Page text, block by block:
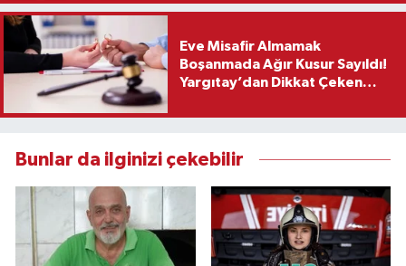
Eve Misafir Almamak
Boşanmada Ağır Kusur Sayıldı!
Yargıtay’dan Dikkat Çeken
Bunlar da ilginizi çekebilir